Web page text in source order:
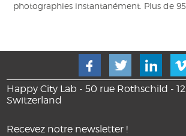
photographies instantanément. Plus de
Happy City Lab - 50 rue Rothschild -
Switzerland
Recevez notre newsletter !